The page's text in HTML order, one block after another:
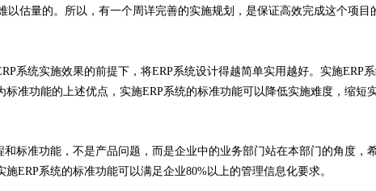
估量的。所以，有一个周详完善的实施规划，是保证高效完成这个项目
系统实施效果的前提下，将ERP系统设计得越简单实用越好。实施ERP
准功能的上述优点，实施ERP系统的标准功能可以降低实施难度，缩短
准功能，不是产品问题，而是企业中的业务部门站在本部门的角度，
ERP系统的标准功能可以满足企业80%以上的管理信息化要求。